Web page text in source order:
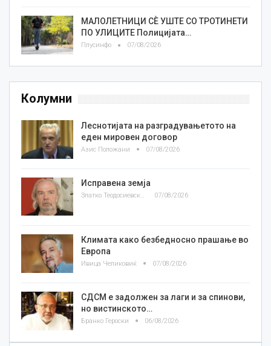
МАЛОЛЕТНИЦИ СÈ УШТЕ СО ТРОТИНЕТИ
ПО УЛИЦИТЕ Полицијата…
Плусинфо 07/08/2026
Колумни
Леснотијата на разградувањетото на
еден мировен договор
Азис Положани 07/08/2026
Исправена земја
Златко Теодосиевски 07/08/2026
Климата како безбедносно прашање во
Европа
Ивица Челиковиќ 07/08/2026
СДСМ е задолжен за лаги и за спинови,
но вистинското…
Бранко Героски 06/08/2026